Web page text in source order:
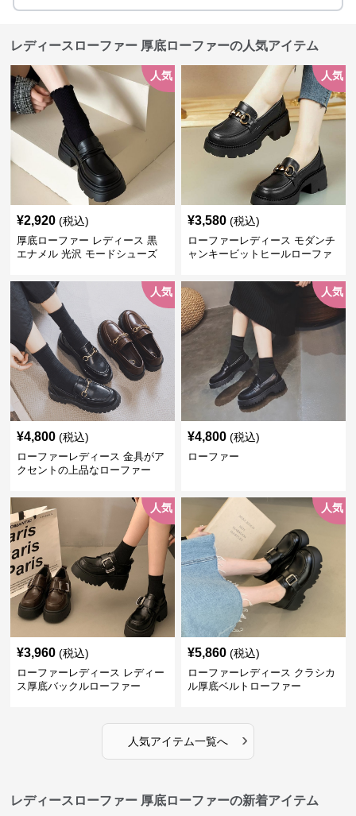
レディースローファー 厚底ローファーの人気アイテム
人気
¥2,920 (税込)
厚底ローファー レディース 黒
エナメル 光沢 モードシューズ
人気
¥3,580 (税込)
ローファーレディース モダンチ
ャンキービットヒールローファ
人気
¥4,800 (税込)
ローファーレディース 金具がア
クセントの上品なローファー
人気
¥4,800 (税込)
ローファー
人気
¥3,960 (税込)
ローファーレディース レディー
ス厚底バックルローファー
人気
¥5,860 (税込)
ローファーレディース クラシカ
ル厚底ベルトローファー
人気アイテム一覧へ ›
レディースローファー 厚底ローファーの新着アイテム